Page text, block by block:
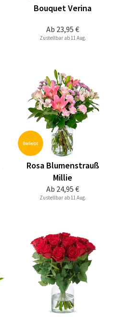
Ab 23,95 €
Bouquet Verina
Zustellbar ab 11 Aug.
Ab 24,95 €
Rosa Blumenstrauß
Millie
Zustellbar ab 11 Aug.